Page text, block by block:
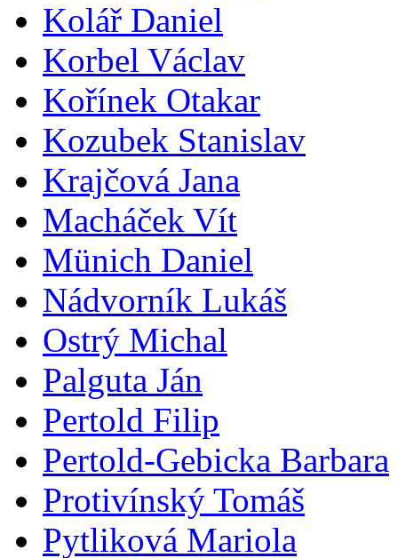
Kolář Daniel
Korbel Václav
Kořínek Otakar
Kozubek Stanislav
Krajčová Jana
Macháček Vít
Münich Daniel
Nádvorník Lukáš
Ostrý Michal
Palguta Ján
Pertold Filip
Pertold-Gebicka Barbara
Protivínský Tomáš
Pytliková Mariola